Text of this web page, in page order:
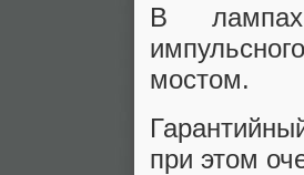
В лампах
мостом.
при этом